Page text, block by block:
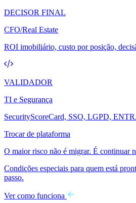
DECISOR FINAL
CFO/Real Estate
ROI imobiliário, custo por posição,
VALIDADOR
TI e Segurança
SecurityScoreCard, SSO, LGPD,
Trocar de plataforma
O maior risco não é migrar. É continuar
Condições especiais para quem está
passo.
Ver como funciona